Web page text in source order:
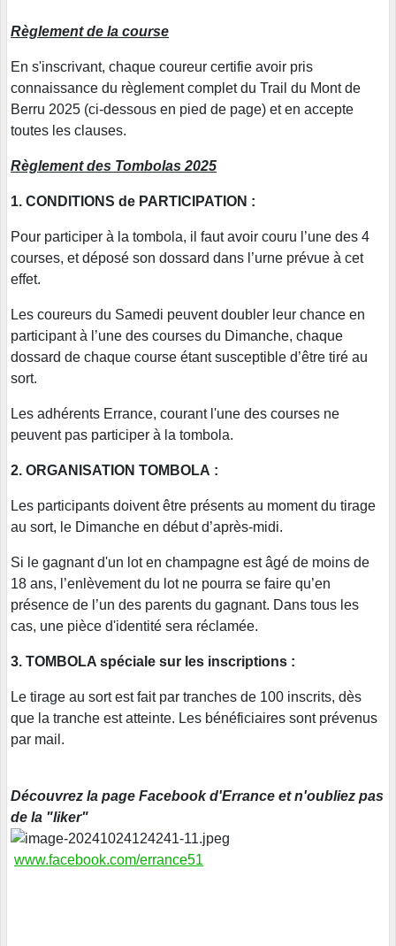
Règlement de la course
En s'inscrivant, chaque coureur certifie avoir pris
connaissance du règlement complet du Trail du Mont de
Berru 2025 (ci-dessous en pied de page) et en accepte
toutes les clauses.
Règlement des Tombolas 2025
1. CONDITIONS de PARTICIPATION :
Pour participer à la tombola, il faut avoir couru l’une des 4
courses, et déposé son dossard dans l’urne prévue à cet
effet.
Les coureurs du Samedi peuvent doubler leur chance en
participant à l’une des courses du Dimanche, chaque
dossard de chaque course étant susceptible d’être tiré au
sort.
Les adhérents Errance, courant l'une des courses ne
peuvent pas participer à la tombola.
2. ORGANISATION TOMBOLA :
Les participants doivent être présents au moment du tirage
au sort, le Dimanche en début d’après-midi.
Si le gagnant d'un lot en champagne est âgé de moins de
18 ans, l’enlèvement du lot ne pourra se faire qu’en
présence de l’un des parents du gagnant. Dans tous les
cas, une pièce d'identité sera réclamée.
3. TOMBOLA spéciale sur les inscriptions :
Le tirage au sort est fait par tranches de 100 inscrits, dès
que la tranche est atteinte. Les bénéficiaires sont prévenus
par mail.
Découvrez la page Facebook d'Errance et n'oubliez pas
de la "liker"
www.facebook.com/errance51